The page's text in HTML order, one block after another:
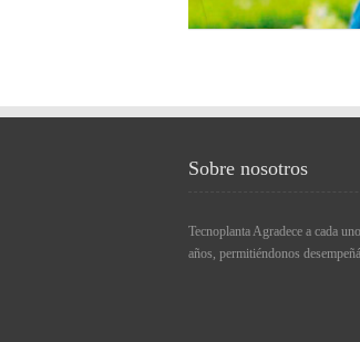
Sobre nosotros
Tecnoplanta Agradece a cada
años, permitiéndonos